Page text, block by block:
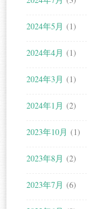
2024年5月 (1)
2024年4月 (1)
2024年3月 (1)
2024年1月 (2)
2023年10月 (1)
2023年8月 (2)
2023年7月 (6)